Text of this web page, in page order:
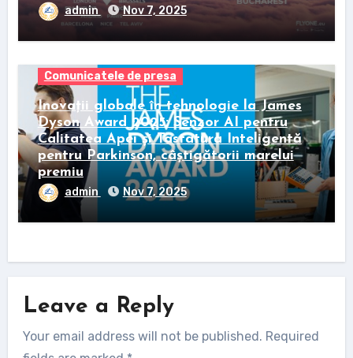
admin Nov 7, 2025
Comunicatele de presa
Inovații globale în tehnologie la James
Dyson Award 2025: Senzor AI pentru
Calitatea Apei și Tastatura Inteligentă
pentru Parkinson, câștigătorii marelui
premiu
admin Nov 7, 2025
Leave a Reply
Your email address will not be published. Required